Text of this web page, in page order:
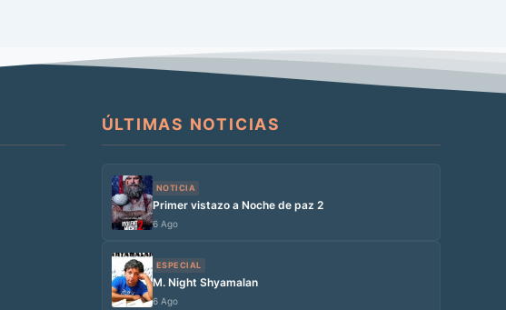
ÚLTIMAS NOTICIAS
NOTICIA
Primer vistazo a Noche de paz 2
6 Ago
ESPECIAL
M. Night Shyamalan
6 Ago